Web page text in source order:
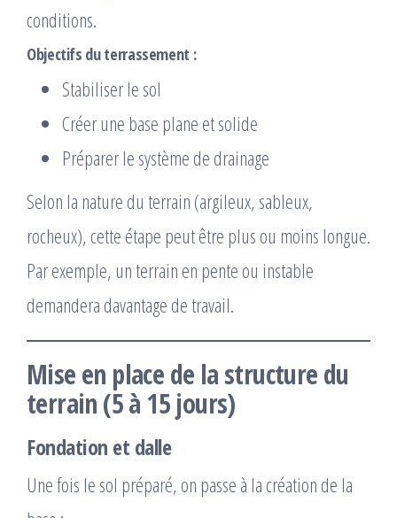
conditions.
Objectifs du terrassement :
Stabiliser le sol
Créer une base plane et solide
Préparer le système de drainage
Selon la nature du terrain (argileux, sableux,
rocheux), cette étape peut être plus ou moins longue.
Par exemple, un terrain en pente ou instable
demandera davantage de travail.
Mise en place de la structure du
terrain (5 à 15 jours)
Fondation et dalle
Une fois le sol préparé, on passe à la création de la